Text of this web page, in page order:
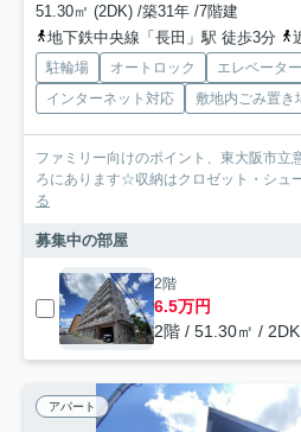
51.30㎡ (2DK) /築31年 /7階建
地下鉄中央線「長田」駅 徒歩3分
駐輪場 オートロック エレベーター
インターネット対応
敷地内ごみ置き
ファミリー向けのポイント、東大阪市立
ろにあります☆収納はクロゼット・シュ
る
募集中の部屋
2階
6.5万円
2階 / 51.30㎡ / 2DK
アパート